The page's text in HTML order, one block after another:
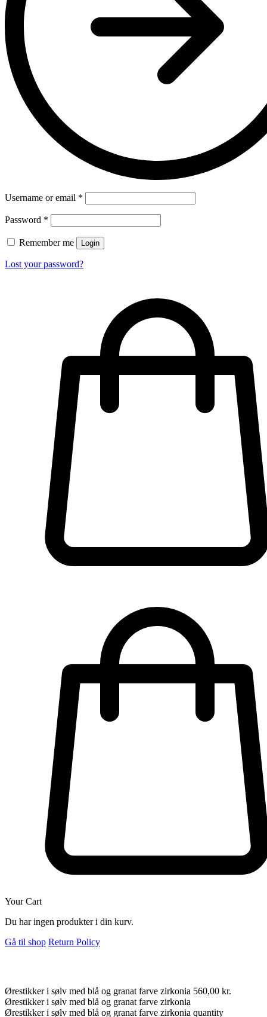
Username or email *
Password *
Remember me Login
Lost your password?
Your Cart
Du har ingen produkter i din kurv.
Gå til shop Return Policy
Ørestikker i sølv med blå og granat farve zirkonia 560,00 kr.
Ørestikker i sølv med blå og granat farve zirkonia
Ørestikker i sølv med blå og granat farve zirkonia quantity